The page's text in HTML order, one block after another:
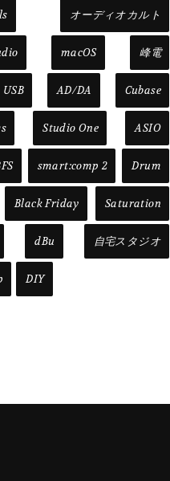
オーディオカルト
macOS 峰電
USB AD/DA Cubase
Studio One ASIO
smart:comp 2 Drum
Black Friday Saturation
dBu 自宅スタジオ
DIY